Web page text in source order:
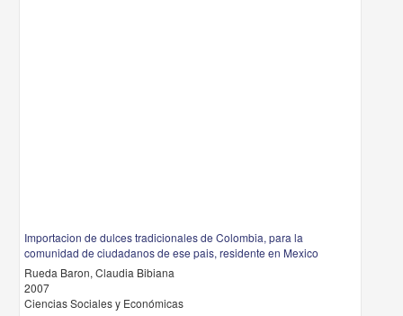
Importacion de dulces tradicionales de Colombia, para la
comunidad de ciudadanos de ese pais, residente en Mexico
Rueda Baron, Claudia Bibiana
2007
Ciencias Sociales y Económicas